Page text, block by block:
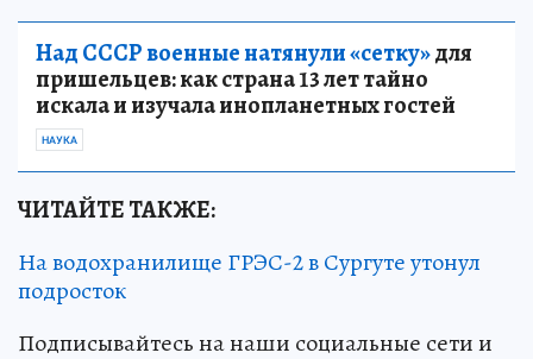
Над СССР военные натянули «сетку»для
пришельцев: как страна 13 лет тайно
искала и изучала инопланетных гостей
НАУКА
ЧИТАЙТЕ ТАКЖЕ:
На водохранилище ГРЭС-2 в Сургуте утонул
подросток
Подписывайтесь на наши социальные сети и